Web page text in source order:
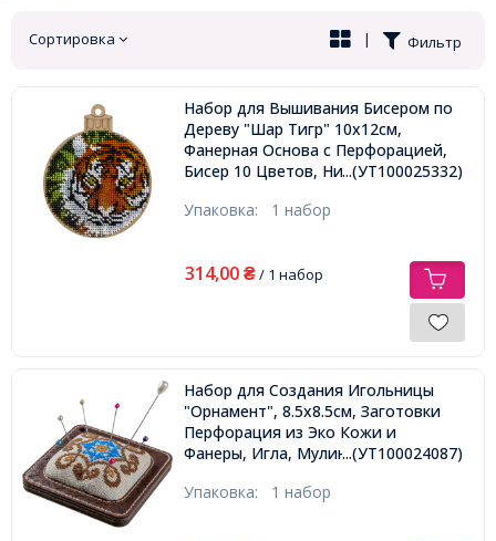
Сортировка Фильтр
|
Набор для Вышивания Бисером по
Дереву "Шар Тигр" 10х12см,
Фанерная Основа с Перфорацией,
Бисер 10 Цветов, Нить, Иглы, Фетр.
...(УТ100025332)
Упаковка: 1 набор
314,00 ₴/ 1 набор
Набор для Создания Игольницы
"Орнамент", 8.5х8.5см, Заготовки
Перфорация из Эко Кожи и
Фанеры, Игла, Мулине (3 Цвета),
...(УТ100024087)
Упаковка: 1 набор